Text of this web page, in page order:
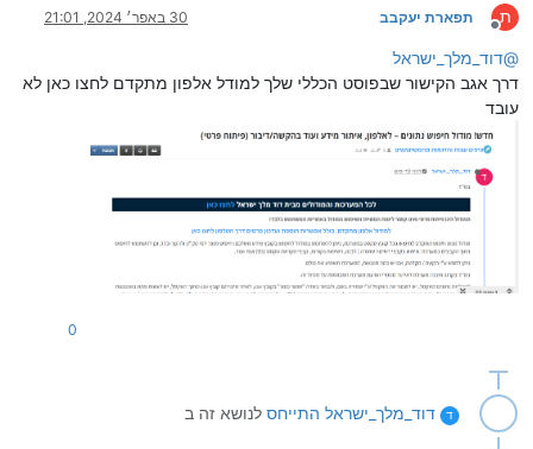
ת
מנותק
תפארת יעקבב 30 באפר׳ 2024, 21:01
@דוד_מלך_ישראל
דרך אגב הקישור שבפוסט הכללי שלך למודל אלפון מתקדם לחצו כאן לא
עובד
0
ד דוד_מלך_ישראל התייחס לנושא זה ב